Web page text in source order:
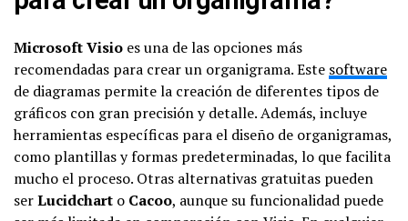
Microsoft Visio es una de las opciones más
recomendadas para crear un organigrama. Este software
de diagramas permite la creación de diferentes tipos de
gráficos con gran precisión y detalle. Además, incluye
herramientas específicas para el diseño de organigramas,
como plantillas y formas predeterminadas, lo que facilita
mucho el proceso. Otras alternativas gratuitas pueden
serLucidchart o Cacoo, aunque su funcionalidad puede